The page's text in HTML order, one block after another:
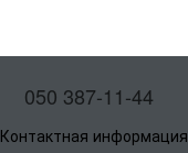
050 387-11-44
Контактная информация